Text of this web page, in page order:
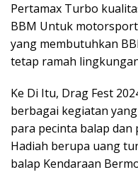
Pertamax Turbo
BBM Untuk
yang membutuhkan
tetap ramah
Ke Di Itu, Drag Fest
berbagai kegiatan
para pecinta balap dan
Hadiah berupa uang
balap Kendaraan